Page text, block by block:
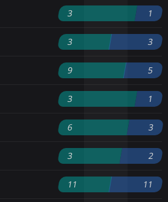
3 1
3 3
9 5
3 1
6 3
3 2
11 11